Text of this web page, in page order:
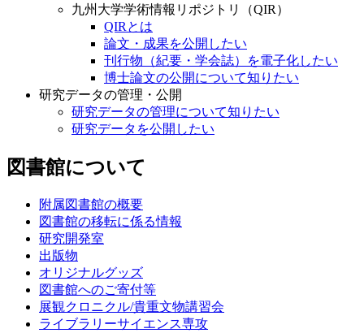
九州大学学術情報リポジトリ（QIR）
QIRとは
論文・成果を公開したい
刊行物（紀要・学会誌）を電子化したい
博士論文の公開について知りたい
研究データの管理・公開
研究データの管理について知りたい
研究データを公開したい
図書館について
附属図書館の概要
図書館の移転に係る情報
研究開発室
出版物
オリジナルグッズ
図書館へのご寄付等
展観クロニクル/貴重文物講習会
ライブラリーサイエンス専攻